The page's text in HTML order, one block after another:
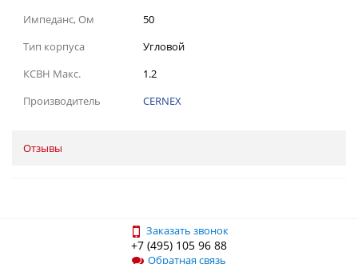
Импеданс, Ом
50
Тип корпуса
Угловой
КСВН Макс.
1.2
Производитель
CERNEX
Отзывы
Заказать звонок
+7 (495) 105 96 88
Обратная связь